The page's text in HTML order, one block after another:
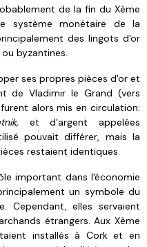
de la fin du Xème
système monétaire de la
des lingots d'or
byzantines.
ses propres pièces d'or et
de Vladimir le Grand (vers
alors mis en circulation:
et d'argent appelées
pouvait différer, mais la
restaient identiques.
important dans l'économie
un symbole du
Cependant, elles servaient
étrangers. Aux Xème
installés à Cork et en